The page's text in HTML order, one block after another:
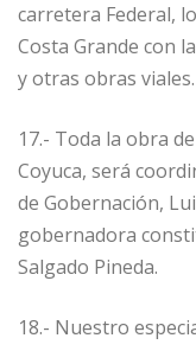
carretera Federal,
Costa Grande con
y otras obras viales.
17.- Toda la obra
Coyuca, será
de Gobernación,
gobernadora
Salgado Pineda.
18.- Nuestro